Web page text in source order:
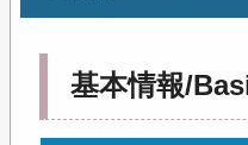
基本情報/